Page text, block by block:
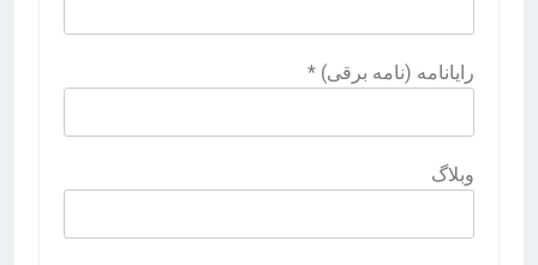
رایانامه (نامه برقی) *
وبلاگ